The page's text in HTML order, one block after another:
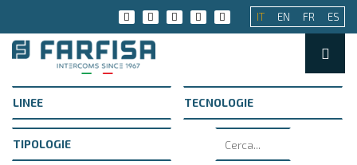
IT EN FR ES